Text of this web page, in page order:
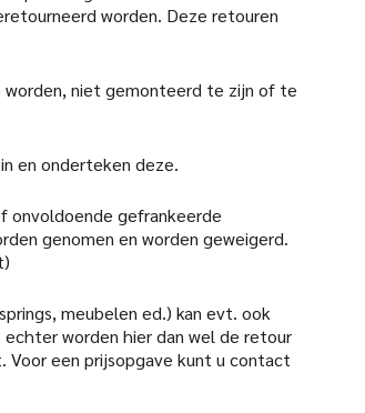
worden. Deze retouren
niet gemonteerd te zijn of te
en onderteken deze.
onvoldoende gefrankeerde
genomen en worden geweigerd.
meubelen ed.) kan evt. ook
worden hier dan wel de retour
een prijsopgave kunt u contact